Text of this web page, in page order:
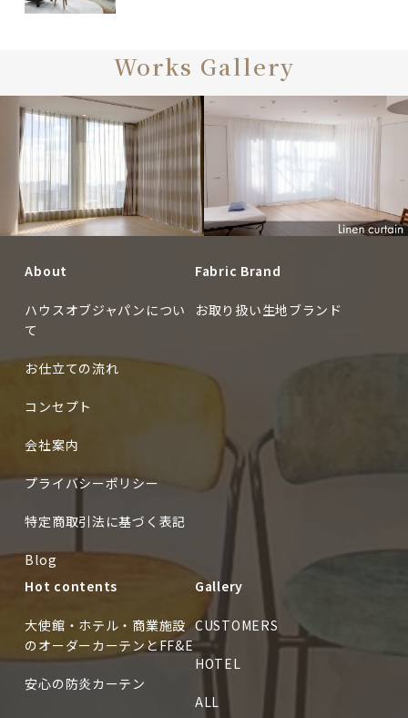
Works Gallery
About
ハウスオブジャパンについ
て
お仕立ての流れ
コンセプト
会社案内
プライバシーポリシー
特定商取引法に基づく表記
Blog
Fabric Brand
お取り扱い生地ブランド
Hot contents
大使館・ホテル・商業施設
のオーダーカーテンとFF&E
安心の防炎カーテン
Gallery
CUSTOMERS
HOTEL
ALL